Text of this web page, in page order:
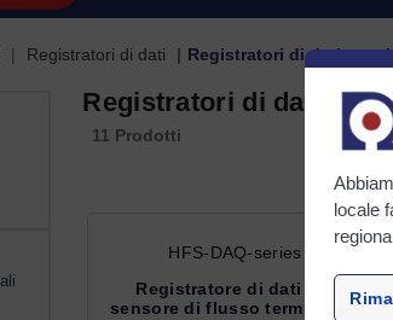
Registratori di dati Registratori di dati
Registratori di dati
11 Prodotti
HFS-DAQ-series
Registratore di dati per
sensore di flusso termico a 8
locale